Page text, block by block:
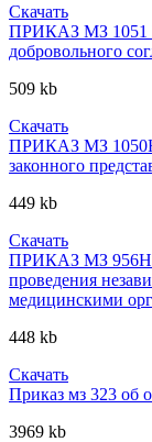
Скачать
ПРИКАЗ МЗ 1051
добровольного
509 kb
Скачать
ПРИКАЗ МЗ 1050Н
законного
449 kb
Скачать
ПРИКАЗ МЗ 956Н
проведения
медицинскими
448 kb
Скачать
Приказ мз 323 об
3969 kb